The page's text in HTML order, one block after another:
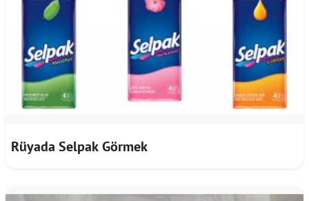
Rüyada Selpak Görmek